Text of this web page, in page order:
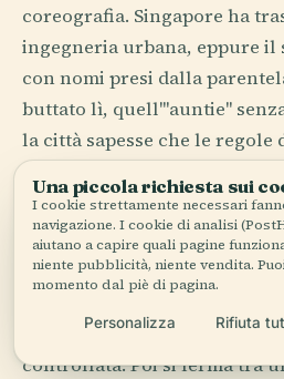
coreografia. Singapore ha
ingegneria urbana, eppure il
con nomi presi dalla
buttato lì, quell'"auntie"
la città sapesse che le regole
macchine efficienti, non
Vetro,
dell'ombra
C'è chi accusa singapore di
controllata. Poi si ferma tra
Una piccola richiesta sui
I cookie strettamente necessari
navigazione. I cookie di analisi
aiutano a capire quali pagine
niente pubblicità, niente vendita.
momento dal piè di pagina.
Personalizza Rifiuta